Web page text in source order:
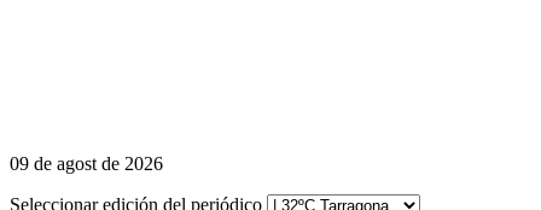
09 de agost de 2026
Seleccionar edición del periódico